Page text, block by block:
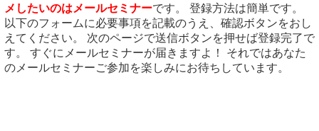
メしたいのはメールセミナーです。 登録方法は簡単です。
以下のフォームに必要事項を記載のうえ、確認ボタンをおし
えてください。 次のページで送信ボタンを押せば登録完了で
す。 すぐにメールセミナーが届きますよ！ それではあなた
のメールセミナーご参加を楽しみにお待ちしています。